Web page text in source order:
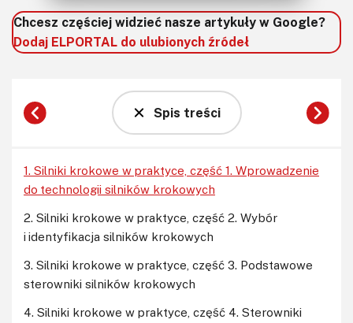
Chcesz częściej widzieć nasze artykuły w Google?
Dodaj ELPORTAL do ulubionych źródeł
Spis treści
1. Silniki krokowe w praktyce, część 1. Wprowadzenie
do technologii silników krokowych
2. Silniki krokowe w praktyce, część 2. Wybór
i identyfikacja silników krokowych
3. Silniki krokowe w praktyce, część 3. Podstawowe
sterowniki silników krokowych
4. Silniki krokowe w praktyce, część 4. Sterowniki